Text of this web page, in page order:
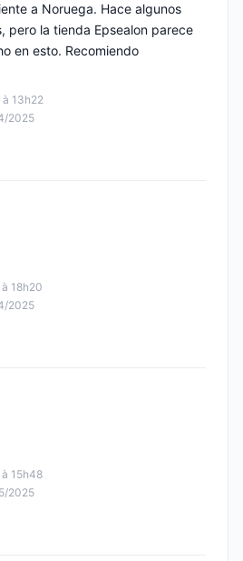
13h22
2025
a Noruega. Hace algunos
pero la tienda Epsealon parece
en esto. Recomiendo
18h20
2025
15h48
2025